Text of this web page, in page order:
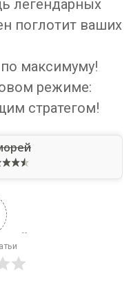
легендарных
поглотит ваших
максимуму!
режиме:
стратегом!